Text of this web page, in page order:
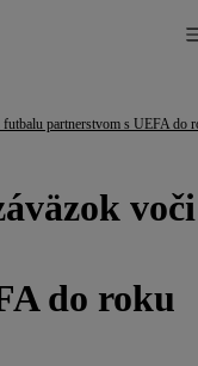
partnerstvom s UEFA do
voči
do roku